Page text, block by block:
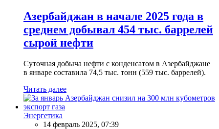
Азербайджан в начале 2025 года в
среднем добывал 454 тыс. баррелей
сырой нефти
Суточная добыча нефти с конденсатом в Азербайджане
в январе составила 74,5 тыс. тонн (559 тыс. баррелей).
Читать далее
Энергетика
14 февраль 2025, 07:39